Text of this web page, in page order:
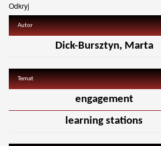
Odkryj
Autor
Dick-Bursztyn, Marta
Temat
engagement
learning stations